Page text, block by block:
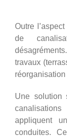
Outre
de
travaux
Une solution
appliquent
conduites.